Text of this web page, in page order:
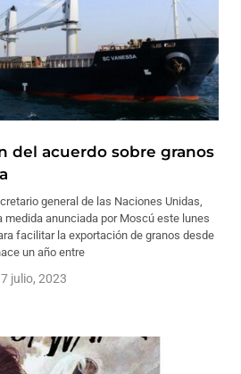
del acuerdo sobre granos
general de las Naciones Unidas,
medida anunciada por Moscú este lunes
facilitar la exportación de granos desde
un año entre
julio, 2023